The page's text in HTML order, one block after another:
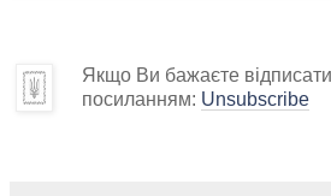
Якщо Ви бажаєте
посиланням: Unsubscribe